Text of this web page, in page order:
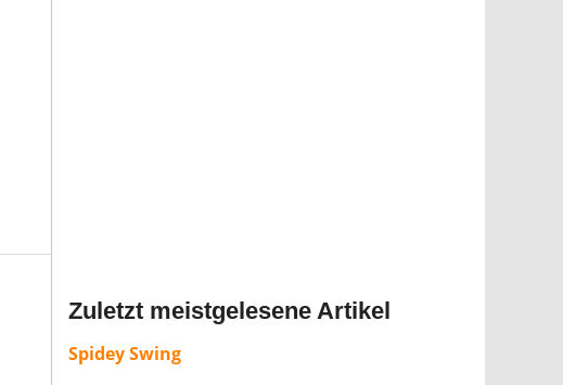
Zuletzt meistgelesene Artikel
Spidey Swing